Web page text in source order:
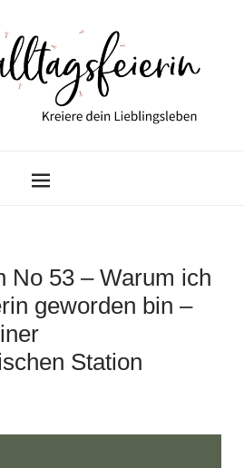
No 53 – Warum ich
geworden bin –
Station